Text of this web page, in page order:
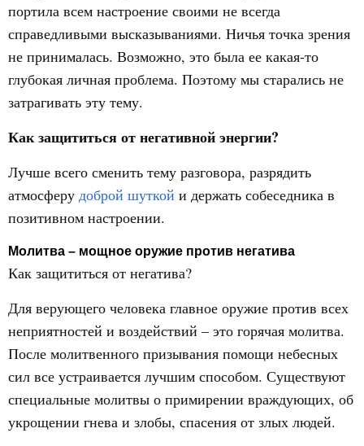
портила всем настроение своими не всегда
справедливыми высказываниями. Ничья точка зрения
не принималась. Возможно, это была ее какая-то
глубокая личная проблема. Поэтому мы старались не
затрагивать эту тему.
Как защититься от негативной энергии?
Лучше всего сменить тему разговора, разрядить
атмосферу доброй шуткой и держать собеседника в
позитивном настроении.
Молитва – мощное оружие против негатива
Как защититься от негатива?
Для верующего человека главное оружие против всех
неприятностей и воздействий – это горячая молитва.
После молитвенного призывания помощи небесных
сил все устраивается лучшим способом. Существуют
специальные молитвы о примирении враждующих, об
укрощении гнева и злобы, спасения от злых людей.